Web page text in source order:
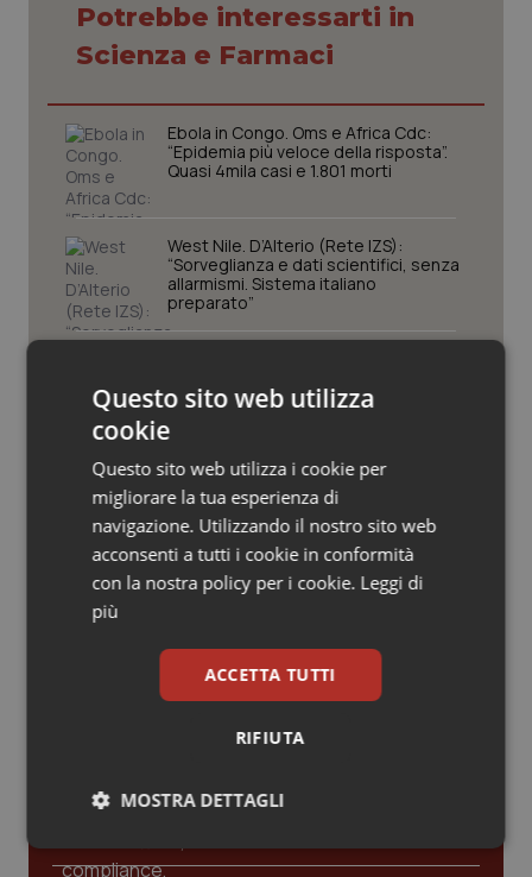
Puglia
Sardegna
Sicilia
Toscana
Umbria
Valle D’Aosta
Veneto
Malattie rare
Malattia di Crohn & Rettocolite Ulcerosa
Neuroscienze & patologie neurodegenerative
Obesità
Oftalmologia
Oncodermatologia
Oncoematologia
Oncologia & Nutrizione
Psoriasi & pelle
Quotidiano Cardiologia
Quotidiano Chirurgia
Rene & patologie urogenitali
Potrebbe interessarti in
Scienza e Farmaci
Ebola in Congo. Oms e Africa Cdc:
“Epidemia più veloce della risposta”.
Quasi 4mila casi e 1.801 morti
West Nile. D’Alterio (Rete IZS):
“Sorveglianza e dati scientifici, senza
allarmismi. Sistema italiano
preparato”
farmaci per diabete e obesità e cala
uso antibiotici. Ecco il Rapporto
OsMed 2025
Aifa. Rivisto il Programma attività 2026
dopo le richieste delle Regioni. Dalla
revisione del prontuario alla
governance, ecco le novità
Ultime analisi e review da QS Pro
compliance, GDPR e Risk management
Questo sito web utilizza
cookie
Questo sito web utilizza i cookie per
migliorare la tua esperienza di
navigazione. Utilizzando il nostro sito web
acconsenti a tutti i cookie in conformità
con la nostra policy per i cookie. Leggi di
più
ACCETTA TUTTI
RIFIUTA
MOSTRA DETTAGLI
Necessari Statistici Marketing